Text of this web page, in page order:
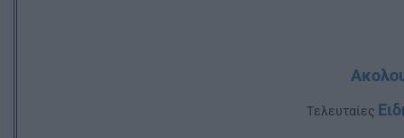
Tελευταίες